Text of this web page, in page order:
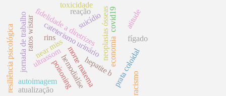
hepatite b
neoplasias ósseas
poisoning
ultrassom
cateterismo urinário
near miss
fidelidade a diretrizes
jornada de trabalho
resiliência psicológica autoimagem morte materna economia
suicídio
reação
prata coloidal
hemodialíse
toxicidade
ratos wistar fígado
rins
racismo
atualização
atitude
covid19